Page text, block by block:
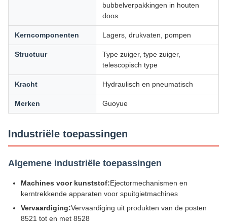
bubbelverpakkingen in houten
doos
Kerncomponenten Lagers, drukvaten, pompen
Structuur
Type zuiger, type zuiger,
telescopisch type
Kracht Hydraulisch en pneumatisch
Merken Guoyue
Industriële toepassingen
Algemene industriële toepassingen
Machines voor kunststof:Ejectormechanismen en
kerntrekkende apparaten voor spuitgietmachines
Vervaardiging:Vervaardiging uit produkten van de posten
8521 tot en met 8528